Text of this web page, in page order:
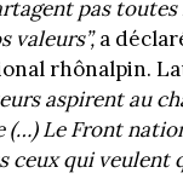
pas
valeurs”,a
rhônalpin.
aspirent au
Le Front
qui veulent